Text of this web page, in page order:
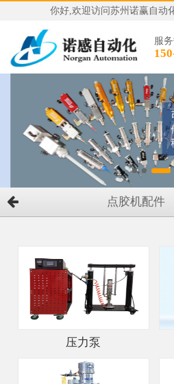
你好,欢迎访问苏州诺赢自动
服务
点胶机配件
压力泵